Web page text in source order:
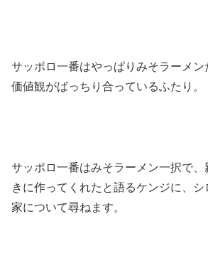
サッポロ一番はやっぱりみそラーメン
価値観がばっちり合っているふたり。
サッポロ一番はみそラーメン一択で、
きに作ってくれたと語るケンジに、
家について尋ねます。